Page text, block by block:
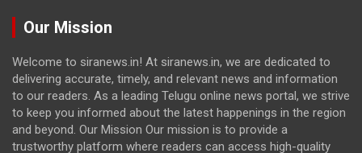
Our Mission
Welcome to siranews.in! At siranews.in, we are dedicated to
delivering accurate, timely, and relevant news and information
to our readers. As a leading Telugu online news portal, we strive
to keep you informed about the latest happenings in the region
and beyond. Our Mission Our mission is to provide a
trustworthy platform where readers can access high-quality